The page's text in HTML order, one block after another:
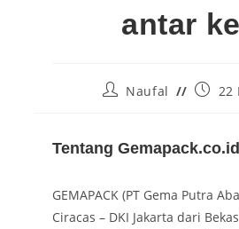
antar
Naufal 22
Tentang Gemapack.co.id
GEMAPACK (PT Gema Putra
Ciracas – DKI Jakarta dari